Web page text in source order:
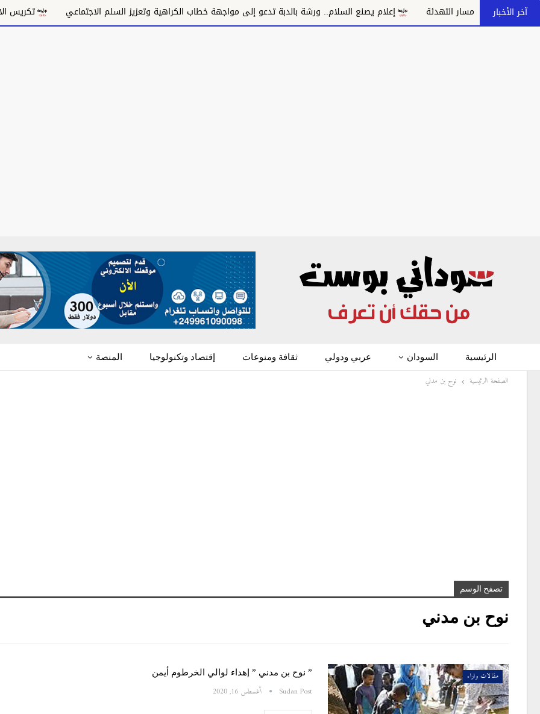
آخر الأخبارمسار التهدئة إعلام يصنع السلام.. ورشة بالدبة تدعو إلى مواجهة خطاب الكراهية وتعزيز السلم الاجتماعي تكريس الاحتلال
الرئيسية السودان عربي ودولي ثقافة ومنوعات إقتصاد وتكنولوجيا المنصة
الصفحة الرئيسية نوح بن مدني
تصفح الوسم
نوح بن مدني
مقالات واراء ” نوح بن مدني ” إهداء لوالي الخرطوم أيمن
Sudan Post أغسطس 16, 2020